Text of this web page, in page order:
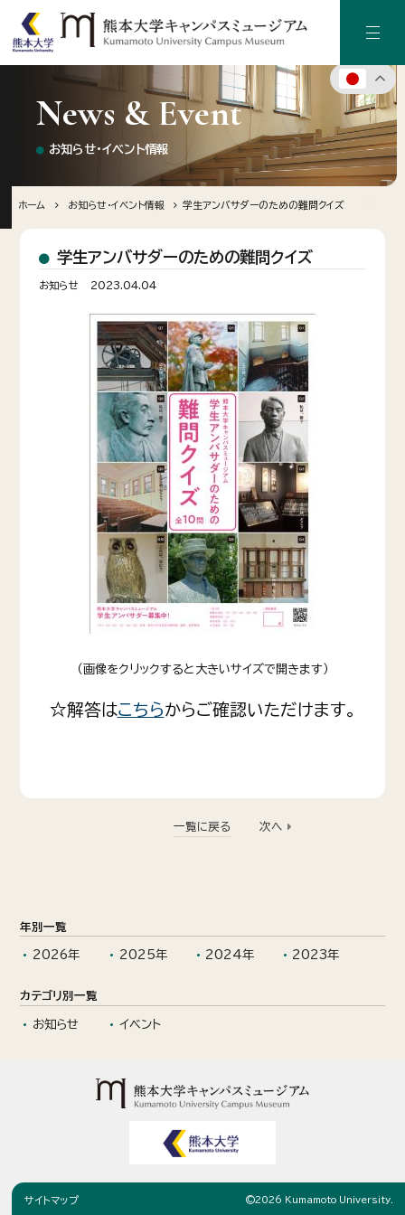
お知らせ・イベント情報
News & Event
ホーム お知らせ・イベント情報 学生アンバサダーのための難問クイズ
学生アンバサダーのための難問クイズ
お知らせ 2023.04.04
（画像をクリックすると大きいサイズで開きます）
☆解答はこちらからご確認いただけます。
一覧に戻る 次へ
年別一覧
2026年 2025年 2024年 2023年
カテゴリ別一覧
お知らせ イベント
サイトマップ ©2026 Kumamoto University.
ホーム
キャンパスミュージアムについて
キャンパス（熊本大学）の歴史
施設のご案内
お知らせ・イベント情報
寄附のご案内
お問い合わせ